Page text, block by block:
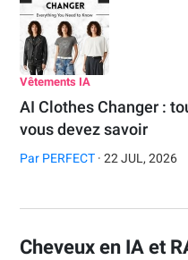
Vêtements IA
AI Clothes Changer :
vous devez savoir
Par PERFECT · 22 JUL, 2026
Cheveux en IA et